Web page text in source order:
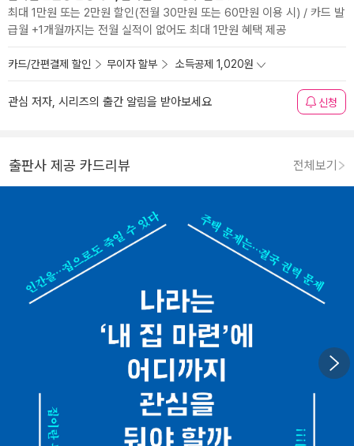
최대 1만원 또는 2만원 할인(전월 30만원 또는 60만원 이용 시) / 카드 발
급월 +1개월까지는 전월 실적이 없어도 최대 1만원 혜택 제공
카드/간편결제 할인 무이자 할부 소득공제 1,020원
관심 저자, 시리즈의 출간 알림을 받아보세요 신청
출판사 제공 카드리뷰 전체보기